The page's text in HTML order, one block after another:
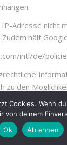
Adresse nicht
hält
intl/de/
zu den
unter
dlpage/
Cookies. Wenn
von deinem
Ok
Ablehnen